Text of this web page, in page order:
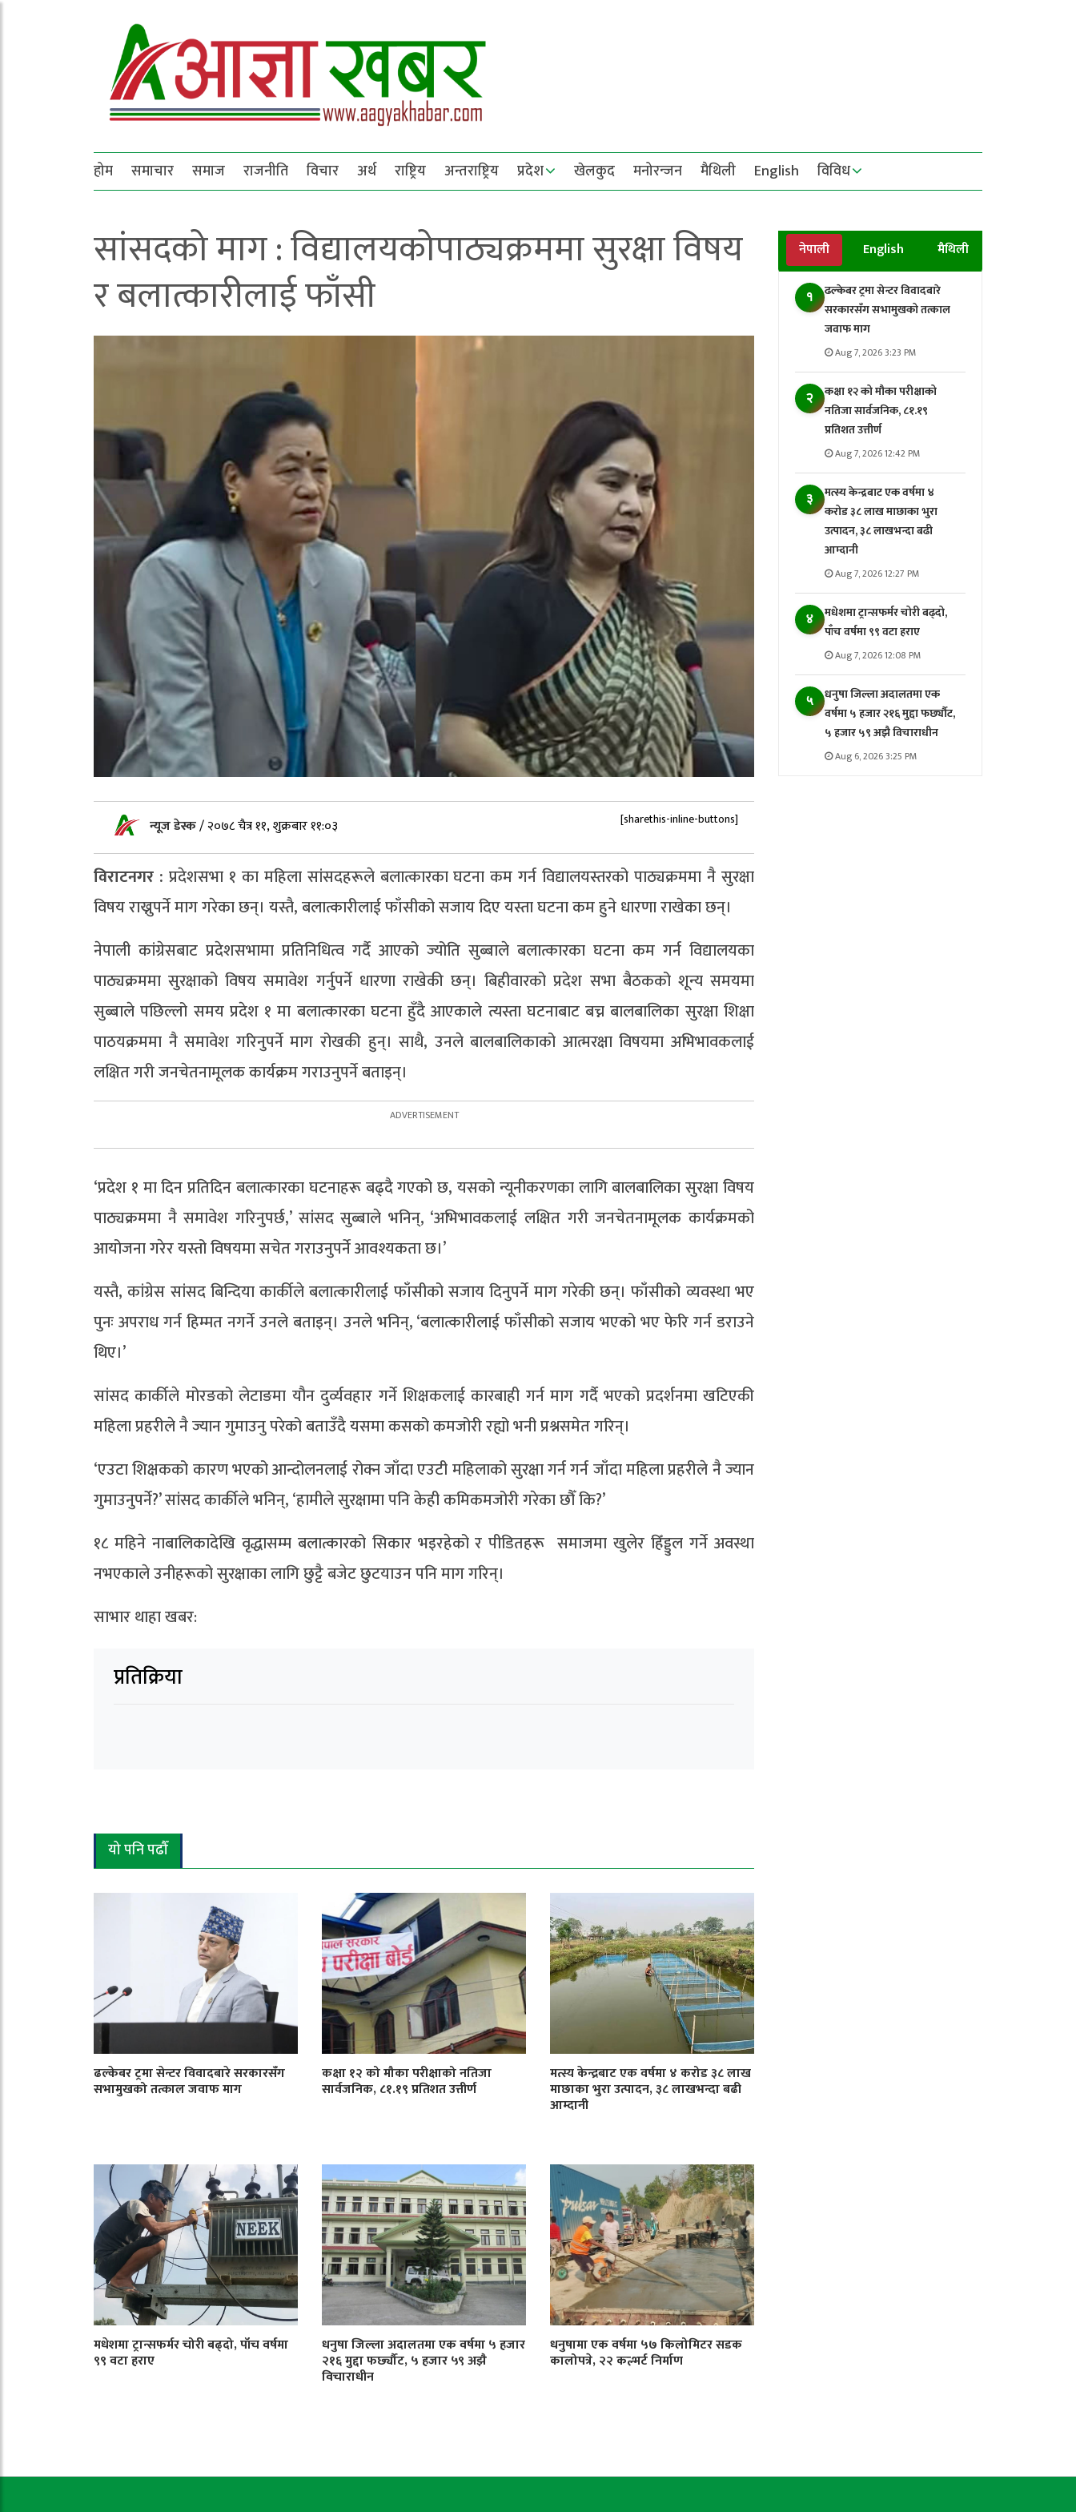
होम समाचार समाज राजनीति विचार अर्थ राष्ट्रिय अन्तराष्ट्रिय प्रदेश खेलकुद मनोरन्जन मैथिली English विविध
सांसदको माग : विद्यालयकोपाठ्यक्रममा सुरक्षा विषय
र बलात्कारीलाई फाँसी
न्यूज डेस्क/२०७८ चैत्र ११, शुक्रबार ११:०३ [sharethis-inline-buttons]
विराटनगर : प्रदेशसभा १ का महिला सांसदहरूले बलात्कारका घटना कम गर्न विद्यालयस्तरको पाठ्यक्रममा नै सुरक्षा
विषय राख्नुपर्ने माग गरेका छन्। यस्तै‚ बलात्कारीलाई फाँसीको सजाय दिए यस्ता घटना कम हुने धारणा राखेका छन्।
नेपाली कांग्रेसबाट प्रदेशसभामा प्रतिनिधित्व गर्दै आएको ज्योति सुब्बाले बलात्कारका घटना कम गर्न विद्यालयका
पाठ्यक्रममा सुरक्षाको विषय समावेश गर्नुपर्ने धारणा राखेकी छन्। बिहीवारको प्रदेश सभा बैठकको शून्य समयमा
सुब्बाले पछिल्लो समय प्रदेश १ मा बलात्कारका घटना हुँदै आएकाले त्यस्ता घटनाबाट बच्न बालबालिका सुरक्षा शिक्षा
पाठयक्रममा नै समावेश गरिनुपर्ने माग रोखकी हुन्। साथै‚ उनले बालबालिकाको आत्मरक्षा विषयमा अभिभावकलाई
लक्षित गरी जनचेतनामूलक कार्यक्रम गराउनुपर्ने बताइन्।
‘प्रदेश १ मा दिन प्रतिदिन बलात्कारका घटनाहरू बढ्दै गएको छ, यसको न्यूनीकरणका लागि बालबालिका सुरक्षा विषय
पाठ्यक्रममा नै समावेश गरिनुपर्छ‚’ सांसद सुब्बाले भनिन्, ‘अभिभावकलाई लक्षित गरी जनचेतनामूलक कार्यक्रमको
आयोजना गरेर यस्तो विषयमा सचेत गराउनुपर्ने आवश्यकता छ।’
यस्तै‚ कांग्रेस सांसद बिन्दिया कार्कीले बलात्कारीलाई फाँसीको सजाय दिनुपर्ने माग गरेकी छन्। फाँसीको व्यवस्था भए
पुनः अपराध गर्न हिम्मत नगर्ने उनले बताइन्। उनले भनिन्, ‘बलात्कारीलाई फाँसीको सजाय भएको भए फेरि गर्न डराउने
थिए।’
सांसद कार्कीले मोरङको लेटाङमा यौन दुर्व्यवहार गर्ने शिक्षकलाई कारबाही गर्न माग गर्दै भएको प्रदर्शनमा खटिएकी
महिला प्रहरीले नै ज्यान गुमाउनु परेको बताउँदै यसमा कसको कमजोरी रह्यो भनी प्रश्नसमेत गरिन्।
‘एउटा शिक्षकको कारण भएको आन्दोलनलाई रोक्न जाँदा एउटी महिलाको सुरक्षा गर्न गर्न जाँदा महिला प्रहरीले नै ज्यान
गुमाउनुपर्ने?’ सांसद कार्कीले भनिन्‚ ‘हामीले सुरक्षामा पनि केही कमिकमजोरी गरेका छौँ कि?’
१८ महिने नाबालिकादेखि वृद्धासम्म बलात्कारको सिकार भइरहेको र पीडितहरू समाजमा खुलेर हिँड्डुल गर्ने अवस्था
नभएकाले उनीहरूको सुरक्षाका लागि छुट्टै बजेट छुटयाउन पनि माग गरिन्।
साभार थाहा खबर:
प्रतिक्रिया
नेपाली English मैथिली
१
ढल्केबर ट्रमा सेन्टर विवादबारे
सरकारसँग सभामुखको तत्काल
जवाफ माग
Aug 7, 2026 3:23 PM
२
कक्षा १२ को मौका परीक्षाको
नतिजा सार्वजनिक, ८१.१९
प्रतिशत उत्तीर्ण
Aug 7, 2026 12:42 PM
३
मत्स्य केन्द्रबाट एक वर्षमा ४
करोड ३८ लाख माछाका भुरा
उत्पादन, ३८ लाखभन्दा बढी
आम्दानी
Aug 7, 2026 12:27 PM
४
मधेशमा ट्रान्सफर्मर चोरी बढ्दो,
पाँच वर्षमा ९९ वटा हराए
Aug 7, 2026 12:08 PM
५
धनुषा जिल्ला अदालतमा एक
वर्षमा ५ हजार २१६ मुद्दा फर्छ्यौट,
५ हजार ५९ अझै विचाराधीन
Aug 6, 2026 3:25 PM
यो पनि पढौँ
ढल्केबर ट्रमा सेन्टर विवादबारे सरकारसँग
सभामुखको तत्काल जवाफ माग
कक्षा १२ को मौका परीक्षाको नतिजा
सार्वजनिक, ८१.१९ प्रतिशत उत्तीर्ण
मत्स्य केन्द्रबाट एक वर्षमा ४ करोड ३८ लाख
माछाका भुरा उत्पादन, ३८ लाखभन्दा बढी
आम्दानी
मधेशमा ट्रान्सफर्मर चोरी बढ्दो, पाँच वर्षमा
९९ वटा हराए
धनुषा जिल्ला अदालतमा एक वर्षमा ५ हजार
२१६ मुद्दा फर्छ्यौट, ५ हजार ५९ अझै
विचाराधीन
धनुषामा एक वर्षमा ५७ किलोमिटर सडक
कालोपत्रे, २२ कल्भर्ट निर्माण